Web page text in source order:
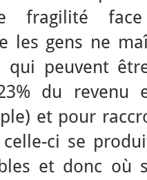
fragilité
les gens ne
qui peuvent
du revenu
et pour
celle-ci se
et donc où